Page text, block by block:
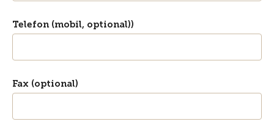
Telefon (mobil, optional))
Fax (optional)